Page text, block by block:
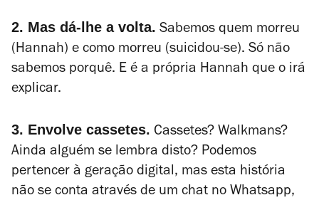
2. Mas dá-lhe a volta. Sabemos quem morreu
(Hannah) e como morreu (suicidou-se). Só não
sabemos porquê. E é a própria Hannah que o irá
explicar.
3. Envolve cassetes. Cassetes? Walkmans?
Ainda alguém se lembra disto? Podemos
pertencer à geração digital, mas esta história
não se conta através de um chat no Whatsapp,